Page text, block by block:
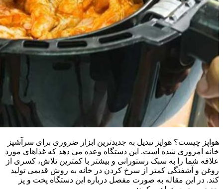
هواپز چیست؟ هواپز تبدیل به جدیدترین ابزار ضروری برای سرآشپز
خانه امروزی شده است. این دستگاه وعده می‌ دهد که غذاهای مورد
علاقه شما را به سبک رستورانی و بیشتر با کمترین تلاش، کسری از
روغن و آشفتگی کمتر از سرخ کردن در خانه به روش قدیمی تولید
کند. در این مقاله به صورت مفصل درباره این دستگاه پخت و پز